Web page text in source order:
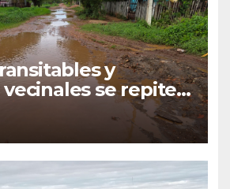
y
se repiten
de Concepción